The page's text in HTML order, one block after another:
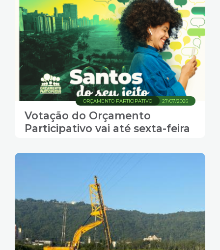
27/07/2026
ORÇAMENTO PARTICIPATIVO
Votação do Orçamento
Participativo vai até sexta-feira